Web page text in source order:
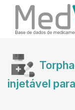
injetável